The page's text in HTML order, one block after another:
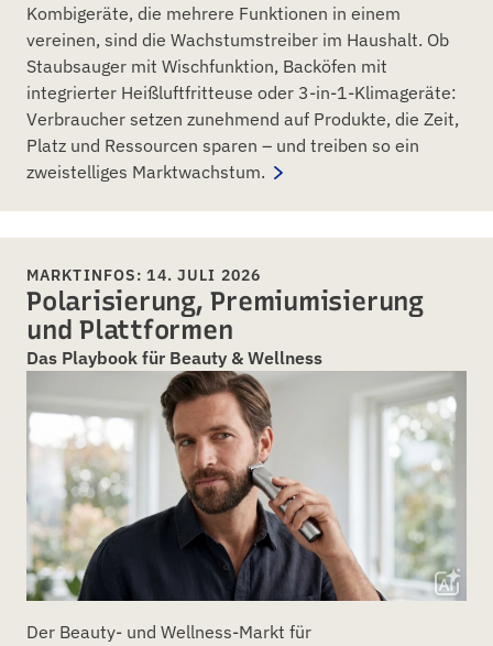
Kombigeräte, die mehrere Funktionen in einem
vereinen, sind die Wachstumstreiber im Haushalt. Ob
Staubsauger mit Wischfunktion, Backöfen mit
integrierter Heißluftfritteuse oder 3-in-1-Klimageräte:
Verbraucher setzen zunehmend auf Produkte, die Zeit,
Platz und Ressourcen sparen – und treiben so ein
zweistelliges Marktwachstum.
MARKTINFOS: 14. JULI 2026
Polarisierung, Premiumisierung
und Plattformen
Das Playbook für Beauty & Wellness
Der Beauty- und Wellness-Markt für